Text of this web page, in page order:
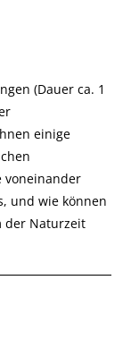
(Dauer ca. 1
einige
voneinander
und wie können
der Naturzeit